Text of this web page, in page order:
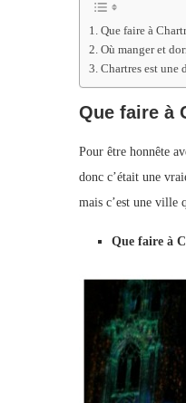
Que faire à
Où manger et
Chartres est une
Que faire à
Pour être honnête
donc c’était une
mais c’est une ville
Que faire à